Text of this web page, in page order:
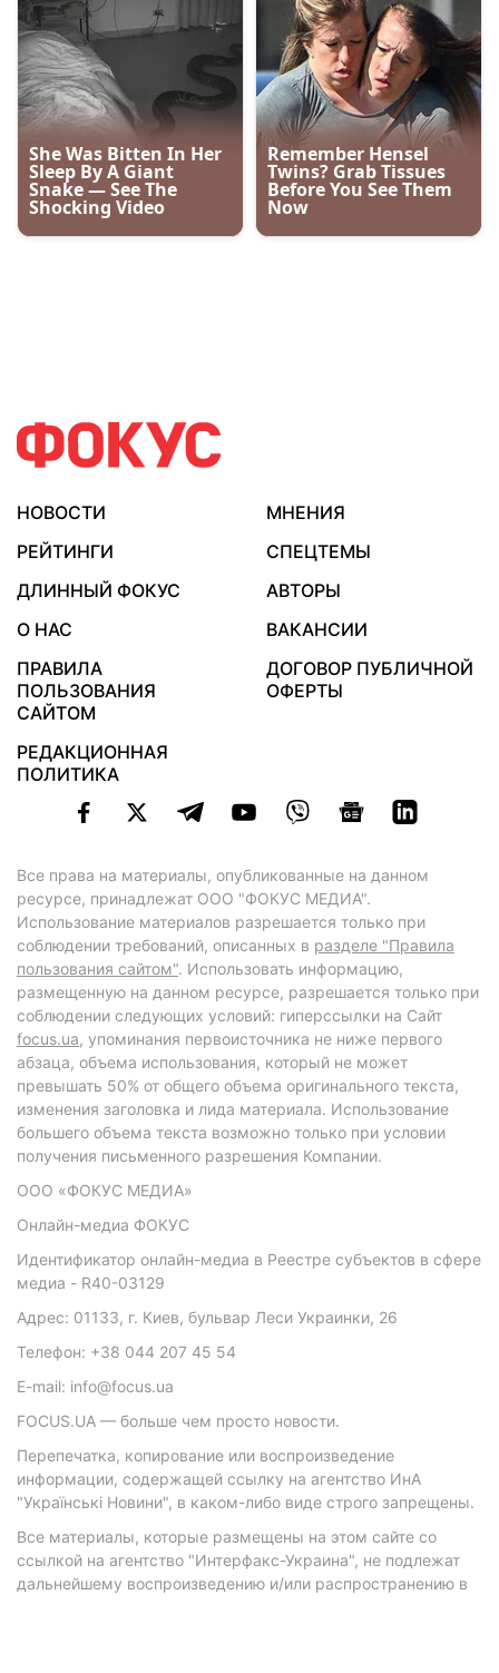
НОВОСТИ
МНЕНИЯ
РЕЙТИНГИ
СПЕЦТЕМЫ
ДЛИННЫЙ ФОКУС
АВТОРЫ
О НАС
ВАКАНСИИ
ПРАВИЛА
ПОЛЬЗОВАНИЯ
САЙТОМ
ДОГОВОР ПУБЛИЧНОЙ
ОФЕРТЫ
РЕДАКЦИОННАЯ
ПОЛИТИКА
Все права на материалы, опубликованные на данном
ресурсе, принадлежат ООО "ФОКУС МЕДИА".
Использование материалов разрешается только при
соблюдении требований, описанных в разделе "Правила
пользования сайтом". Использовать информацию,
размещенную на данном ресурсе, разрешается только при
соблюдении следующих условий: гиперссылки на Сайт
focus.ua, упоминания первоисточника не ниже первого
абзаца, объема использования, который не может
превышать 50% от общего объема оригинального текста,
изменения заголовка и лида материала. Использование
большего объема текста возможно только при условии
получения письменного разрешения Компании.
ООО «ФОКУС МЕДИА»
Онлайн-медиа ФОКУС
Идентификатор онлайн-медиа в Реестре субъектов в сфере
медиа - R40-03129
Адрес: 01133, г. Киев, бульвар Леси Украинки, 26
Телефон: +38 044 207 45 54
E-mail: info@focus.ua
FOCUS.UA — больше чем просто новости.
Перепечатка, копирование или воспроизведение
информации, содержащей ссылку на агентство ИнА
"Українські Новини", в каком-либо виде строго запрещены.
Все материалы, которые размещены на этом сайте со
ссылкой на агентство "Интерфакс-Украина", не подлежат
дальнейшему воспроизведению и/или распространению в